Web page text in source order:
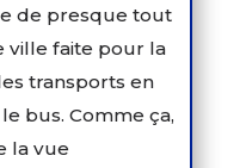
de presque tout
ville faite pour la
transports en
bus. Comme ça,
la vue